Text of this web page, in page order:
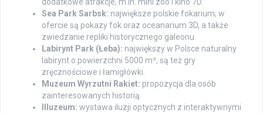
Sea Park Sarbsk: największe polskie fokarium; w
ofercie są pokazy fok oraz oceanarium 3D, a także
zwiedzanie repliki historycznego galeonu.
Labirynt Park (Łeba): największy w Polsce naturalny
labirynt o powierzchni 5000 m²; są też gry
zręcznościowe i łamigłówki.
Muzeum Wyrzutni Rakiet: propozycja dla osób
zainteresowanych historią.
Illuzeum: wystawa iluzji optycznych z interaktywnymi